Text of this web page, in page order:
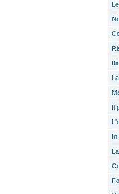
Il
In